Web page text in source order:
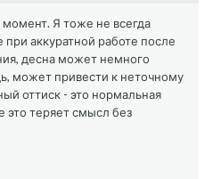
Я тоже не всегда
аккуратной работе после
десна может немного
может привести к неточному
оттиск - это нормальная
это теряет смысл без